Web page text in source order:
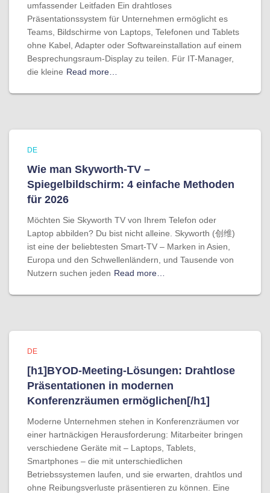
umfassender Leitfaden Ein drahtloses
Präsentationssystem für Unternehmen ermöglicht es
Teams, Bildschirme von Laptops, Telefonen und Tablets
ohne Kabel, Adapter oder Softwareinstallation auf einem
Besprechungsraum-Display zu teilen. Für IT-Manager,
die kleine Read more…
DE
Wie man Skyworth-TV –
Spiegelbildschirm: 4 einfache Methoden
für 2026
Möchten Sie Skyworth TV von Ihrem Telefon oder
Laptop abbilden? Du bist nicht alleine. Skyworth (创维)
ist eine der beliebtesten Smart-TV – Marken in Asien,
Europa und den Schwellenländern, und Tausende von
Nutzern suchen jeden Read more…
DE
[h1]BYOD-Meeting-Lösungen: Drahtlose
Präsentationen in modernen
Konferenzräumen ermöglichen[/h1]
Moderne Unternehmen stehen in Konferenzräumen vor
einer hartnäckigen Herausforderung: Mitarbeiter bringen
verschiedene Geräte mit – Laptops, Tablets,
Smartphones – die mit unterschiedlichen
Betriebssystemen laufen, und sie erwarten, drahtlos und
ohne Reibungsverluste präsentieren zu können. Eine